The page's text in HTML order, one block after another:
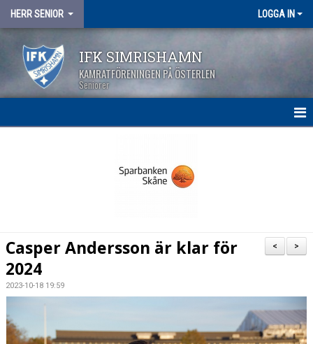
HERR SENIOR LOGGA IN
IFK SIMRISHAMN
KAMRATFÖRENINGEN PÅ ÖSTERLEN
Seniorer
TRUPPEN
BILDGALLERI
DOKUMENT
>
<
Casper Andersson är klar för
2024
2023-10-18 19:59